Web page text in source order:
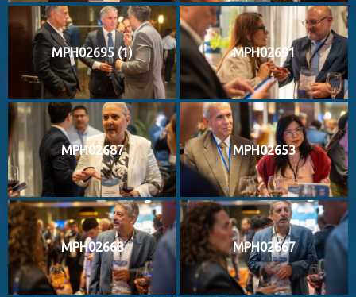
MPH02695 (1) MPH02691
MPH02687 MPH02653
MPH02663 MPH02667